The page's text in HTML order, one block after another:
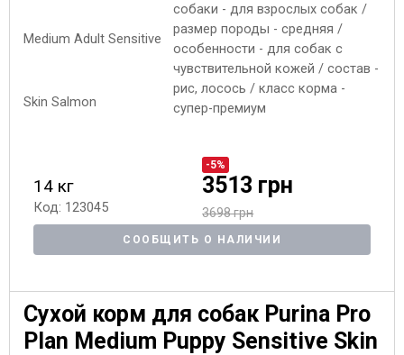
собаки - для взрослых собак /
размер породы - средняя /
особенности - для собак с
чувствительной кожей / состав -
рис, лосось / класс корма -
супер-премиум
14 кг
Код: 123045
-5%
3513 грн
3698 грн
СООБЩИТЬ О НАЛИЧИИ
Сухой корм для собак Purina Pro
Plan Medium Puppy Sensitive Skin